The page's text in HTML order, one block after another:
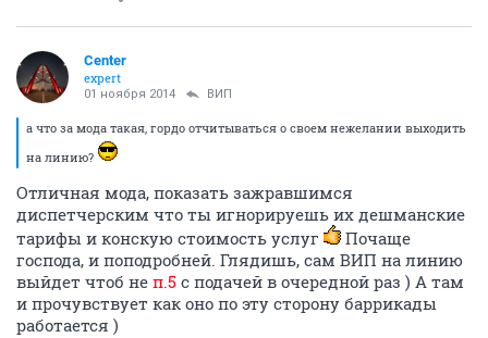
Center
expert
01 ноября 2014 ВИП
а что за мода такая, гордо отчитываться о своем нежелании выходить
на линию?
Отличная мода, показать зажравшимся
диспетчерским что ты игнорируешь их дешманские
тарифы и конскую стоимость услуг
Почаще
господа, и поподробней. Глядишь, сам ВИП на линию
выйдет чтоб не п.5 с подачей в очередной раз ) А там
и прочувствует как оно по эту сторону баррикады
работается )